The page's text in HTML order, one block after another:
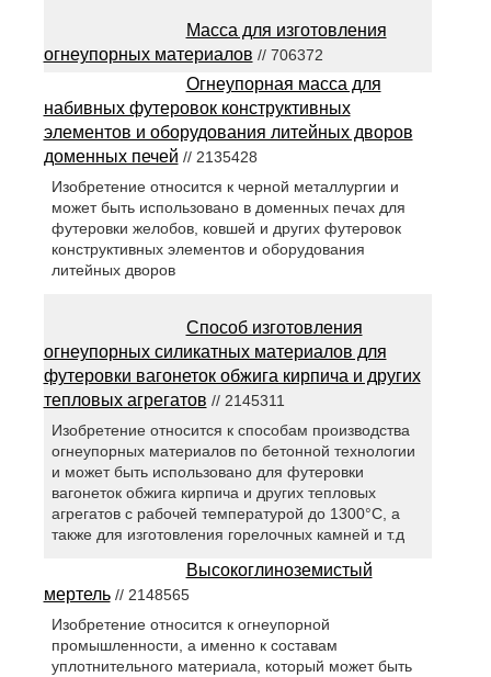
Масса для изготовления
огнеупорных материалов // 706372
Огнеупорная масса для
набивных футеровок конструктивных
элементов и оборудования литейных дворов
доменных печей // 2135428
Изобретение относится к черной металлургии и
может быть использовано в доменных печах для
футеровки желобов, ковшей и других футеровок
конструктивных элементов и оборудования
литейных дворов
Способ изготовления
огнеупорных силикатных материалов для
футеровки вагонеток обжига кирпича и других
тепловых агрегатов // 2145311
Изобретение относится к способам производства
огнеупорных материалов по бетонной технологии
и может быть использовано для футеровки
вагонеток обжига кирпича и других тепловых
агрегатов с рабочей температурой до 1300°С, а
также для изготовления горелочных камней и т.д
Высокоглиноземистый
мертель// 2148565
Изобретение относится к огнеупорной
промышленности, а именно к составам
уплотнительного материала, который может быть